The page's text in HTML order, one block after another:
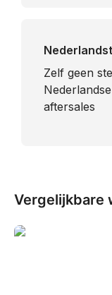
​Zelf geen
aftersales
Vergelijkbare